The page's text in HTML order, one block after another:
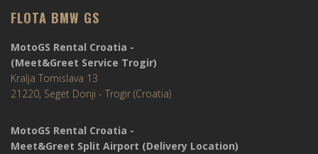
FLOTA BMW GS
MotoGS Rental Croatia -
(Meet&Greet Service Trogir)
Kralja Tomislava 13
21220, Seget Donji - Trogir (Croatia)
MotoGS Rental Croatia -
Meet&Greet Split Airport (Delivery Location)